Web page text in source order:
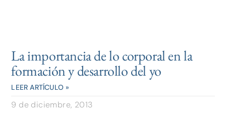
La importancia de lo corporal en la
formación y desarrollo del yo
LEER ARTÍCULO »
9 de diciembre, 2013